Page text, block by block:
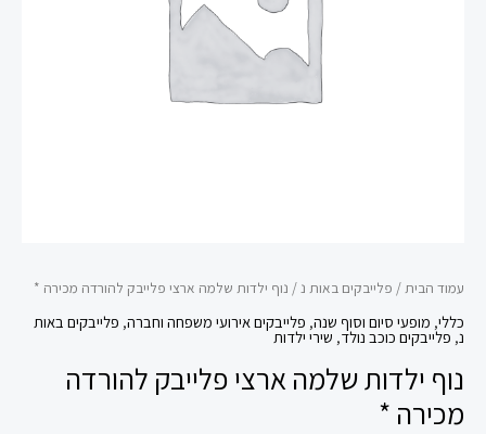
עמוד הבית/ פלייבקים באות נ/ נוף ילדות שלמה ארצי פלייבק להורדה מכירה *
כללי, מופעי סיום וסוף שנה, פלייבקים אירועי משפחה וחברה, פלייבקים באות
נ, פלייבקים כוכב נולד, שירי ילדות
נוף ילדות שלמה ארצי פלייבק להורדה
מכירה *